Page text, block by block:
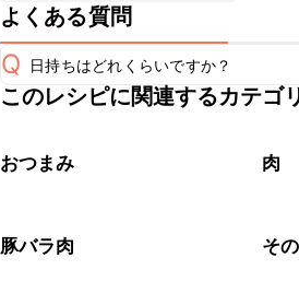
よくある質問
Q 日持ちはどれくらいですか？
こちらのレシピは出来たてをお召し
※日持ちは目安です。
このレシピに関連するカテゴ
おつまみ 肉
豚バラ肉 そ